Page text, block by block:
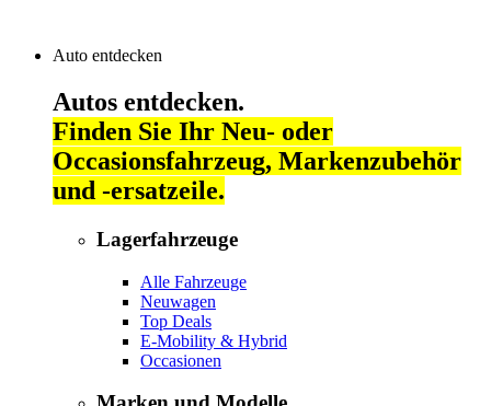
Auto entdecken
Autos entdecken.
Finden Sie Ihr Neu- oder
Occasionsfahrzeug, Markenzubehör
und -ersatzeile.
Lagerfahrzeuge
Alle Fahrzeuge
Neuwagen
Top Deals
E-Mobility & Hybrid
Occasionen